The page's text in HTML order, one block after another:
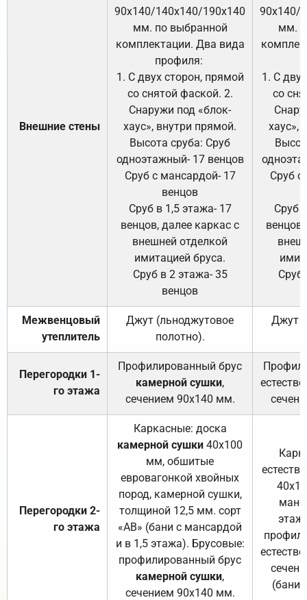
Внешние стены
90х140/140х140/190х140
мм. по выбранной
комплектации. Два вида
профиля:
1. С двух сторон, прямой
со снятой фаской. 2.
Снаружи под «блок-
хаус», внутри прямой.
Высота сруба: Сруб
одноэтажный- 17 венцов
Сруб с мансардой- 17
венцов
Сруб в 1,5 этажа- 17
венцов, далее каркас с
внешней отделкой
имитацией бруса.
Сруб в 2 этажа- 35
венцов
90х140/
мм.
1. С
со
хаус»,
Сруб с
Сруб
Сруб
Межвенцовый
утеплитель
Джут (льноджутовое
полотно).
Джут
Перегородки 1-
го этажа
Профилированный брус
камерной сушки,
сечением 90х140 мм.
Перегородки 2-
го этажа
Каркасные: доска
камерной сушки 40х100
мм, обшитые
евровагонкой хвойных
пород, камерной сушки,
толщиной 12,5 мм. сорт
«АВ» (бани с мансардой
и в 1,5 этажа). Брусовые:
профилированный брус
камерной сушки,
сечением 90х140 мм.
(бани